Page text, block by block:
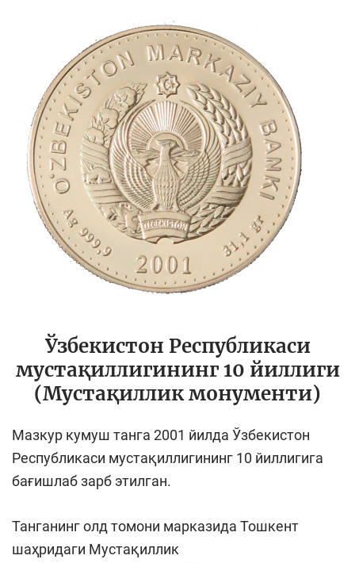
Ўзбекистон Республикаси
мустақиллигининг 10 йиллиги
(Мустақиллик монументи)
Мазкур кумуш танга 2001 йилда Ўзбекистон
Республикаси мустақиллигининг 10 йиллигига
бағишлаб зарб этилган.
Танганинг олд томони марказида Тошкент
шаҳридаги Мустақиллик